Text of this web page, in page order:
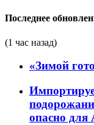
Последнее
(1 час назад)
«Зимой
опасно для